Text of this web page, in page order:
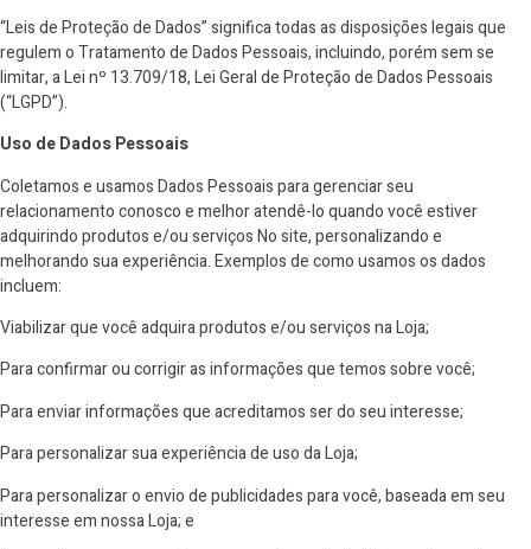
“Leis de Proteção de Dados” significa todas as disposições legais que
regulem o Tratamento de Dados Pessoais, incluindo, porém sem se
limitar, a Lei nº 13.709/18, Lei Geral de Proteção de Dados Pessoais
(“LGPD”).
Uso de Dados Pessoais
Coletamos e usamos Dados Pessoais para gerenciar seu
relacionamento conosco e melhor atendê-lo quando você estiver
adquirindo produtos e/ou serviços No site, personalizando e
melhorando sua experiência. Exemplos de como usamos os dados
incluem:
Viabilizar que você adquira produtos e/ou serviços na Loja;
Para confirmar ou corrigir as informações que temos sobre você;
Para enviar informações que acreditamos ser do seu interesse;
Para personalizar sua experiência de uso da Loja;
Para personalizar o envio de publicidades para você, baseada em seu
interesse em nossa Loja; e